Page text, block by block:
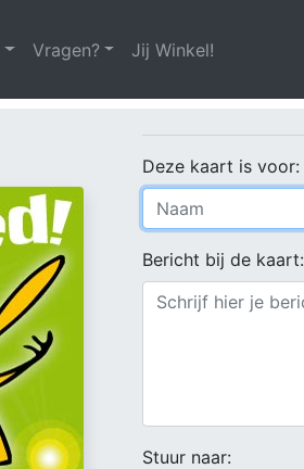
Vragen? Jij Winkel!
Deze kaart is voor:
Bericht bij de kaart:
Stuur naar: